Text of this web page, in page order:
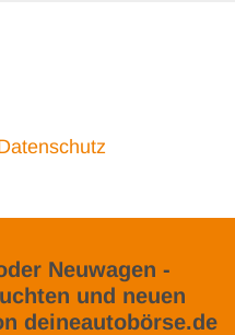
Neuwagen -
und neuen
deineautobörse.de